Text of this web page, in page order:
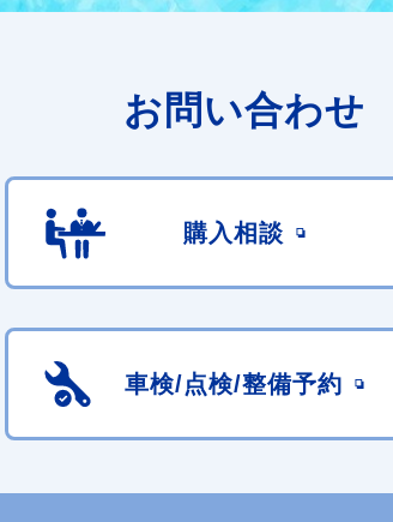
お問い合わせ
購入相談
車検/点検/整備予約